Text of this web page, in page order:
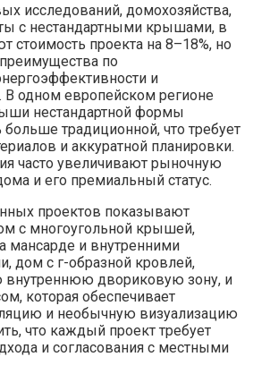
исследований, домохозяйства,
с нестандартными крышами, в
стоимость проекта на 8–18%, но
по
и
В одном европейском регионе
нестандартной формы
больше традиционной, что требует
и аккуратной планировки.
часто увеличивают рыночную
и его премиальный статус.
проектов показывают
с многоугольной крышей,
мансарде и внутренними
дом с г-образной кровлей,
двориковую зону, и
которая обеспечивает
и необычную визуализацию
что каждый проект требует
и согласования с местными